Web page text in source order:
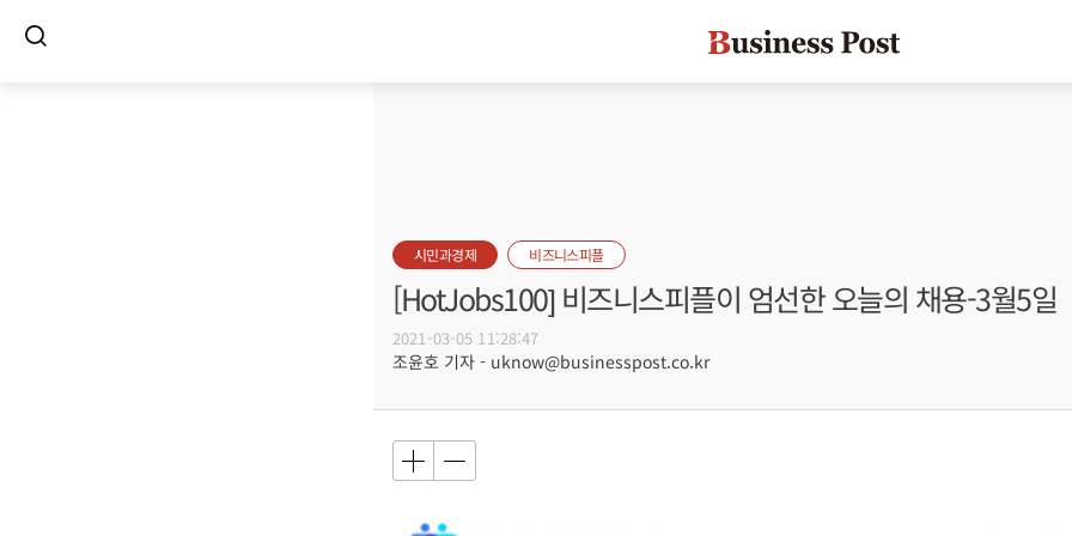
시민과경제 비즈니스피플
[HotJobs100] 비즈니스피플이 엄선한 오늘의 채용-3월5일
2021-03-05 11:28:47
조윤호 기자 - uknow@businesspost.co.kr